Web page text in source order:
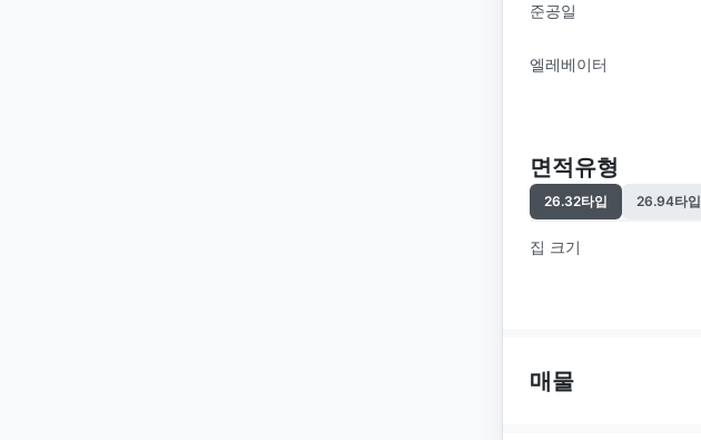
준공일
엘레베이터
면적유형
26.32타입 26.94타입
집 크기
매물